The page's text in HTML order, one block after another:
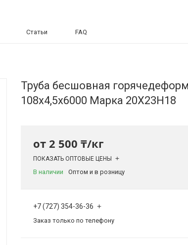
Статьи FAQ
Труба бесшовная
108х4,5х6000 Марка 20Х23Н18
от 2 500 ₸/кг
ПОКАЗАТЬ ОПТОВЫЕ ЦЕНЫ
В наличии Оптом и в розницу
+7 (727) 354-36-36
Заказ только по телефону